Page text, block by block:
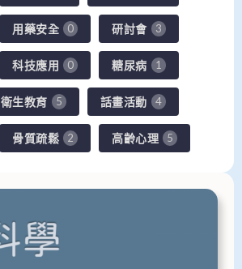
用藥安全 0 研討會 3
科技應用 0 糖尿病 1
衛生教育 5 話畫活動 4
骨質疏鬆 2 高齡心理 5